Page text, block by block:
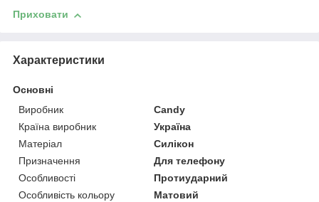
Приховати
Характеристики
Основні
Виробник
Candy
Країна виробник
Україна
Матеріал
Силікон
Призначення
Для телефону
Особливості
Протиударний
Особливість кольору
Матовий